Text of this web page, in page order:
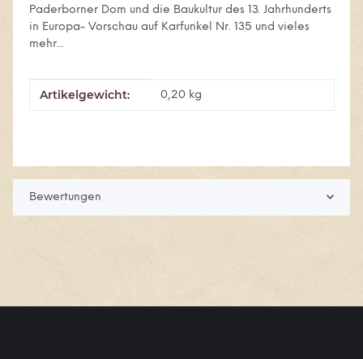
Paderborner Dom und die Baukultur des 13. Jahrhunderts
in Europa- Vorschau auf Karfunkel Nr. 135 und vieles
mehr...
Produkteigenschaft
Wert
Artikelgewicht: 0,20 kg
Bewertungen